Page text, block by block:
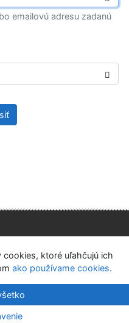
emailovú adresu zadanú
Nastavenie cookies
Cosmotron Slovakia, s.r.o.
ktoré uľahčujú ich
ako používame cookies.